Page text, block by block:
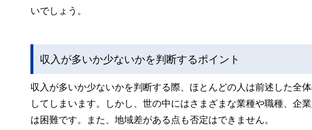
いでしょう。
収入が多いか少ないかを判断するポイント
収入が多いか少ないかを判断する際、ほとんどの人は前述した全
してしまいます。しかし、世の中にはさまざまな業種や職種、企
は困難です。また、地域差がある点も否定はできません。